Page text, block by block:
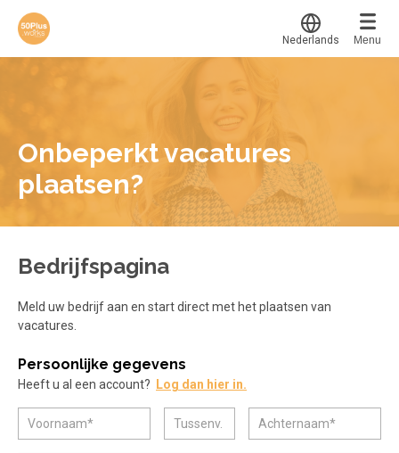
Vacatures
Mijn leerplek
Voor mij
Favoriet
Afgerond
Certificaten
Voucher verzilveren
Account en hulp
Start met leren
Erkend NRTO lid
Over 50plus.works
Veel gestelde vragen.....
Aanmelden
Translate
Nederlands Menu
Onbeperkt vacatures
plaatsen?
Bedrijfspagina
Meld uw bedrijf aan en start direct met het plaatsen van
vacatures.
Persoonlijke gegevens
Heeft u al een account? Log dan hier in.